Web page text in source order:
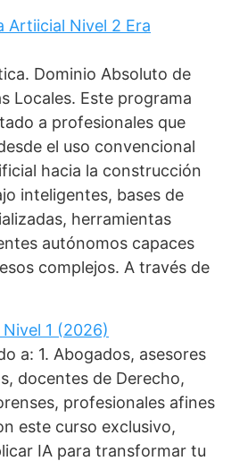
Artiicial Nivel 2 Era
Dominio Absoluto de
Locales. Este programa
a profesionales que
el uso convencional
hacia la construcción
inteligentes, bases de
herramientas
autónomos capaces
complejos. A través de
1 (2026)
a: 1. Abogados, asesores
docentes de Derecho,
profesionales afines
este curso exclusivo,
IA para transformar tu